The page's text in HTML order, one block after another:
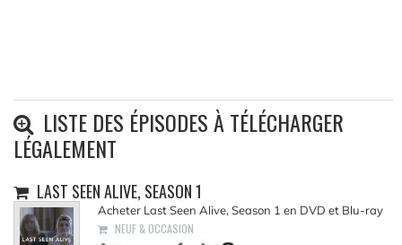
LISTE DES ÉPISODES À TÉLÉCHARGER
LÉGALEMENT
LAST SEEN ALIVE, SEASON 1
Acheter Last Seen Alive, Season 1 en DVD et Blu-ray
NEUF & OCCASION